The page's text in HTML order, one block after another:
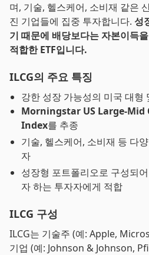
며, 기술, 헬스케어, 소비재 같은
진 기업들에 집중 투자합니다. 성
기 때문에 배당보다는 자본이득
적합한 ETF입니다.
ILCG의 주요 특징
강한 성장 가능성의 미국 대형
Morningstar US Large-Mid
Index를 추종
기술, 헬스케어, 소비재 등 다
자
성장형 포트폴리오로 구성되
자 하는 투자자에게 적합
ILCG 구성
ILCG는 기술주 (예: Apple,
기업 (예: Johnson & Johnson,